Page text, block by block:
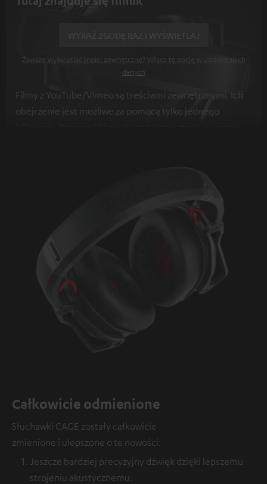
Zawsze wyświetlać treści zewnętrzne? Włącz tę opcję w ustawieniach
danych
Filmy z YouTube/Vimeo są treściami zewnętrznymi. Ich
obejrzenie jest możliwe za pomocą tylko jednego
Całkowicie odmienione
Słuchawki CAGE zostały całkowicie
zmienione i ulepszone o te nowości:
Jeszcze bardziej precyzyjny dźwięk dzięki lepszemu
strojeniu akustycznemu.